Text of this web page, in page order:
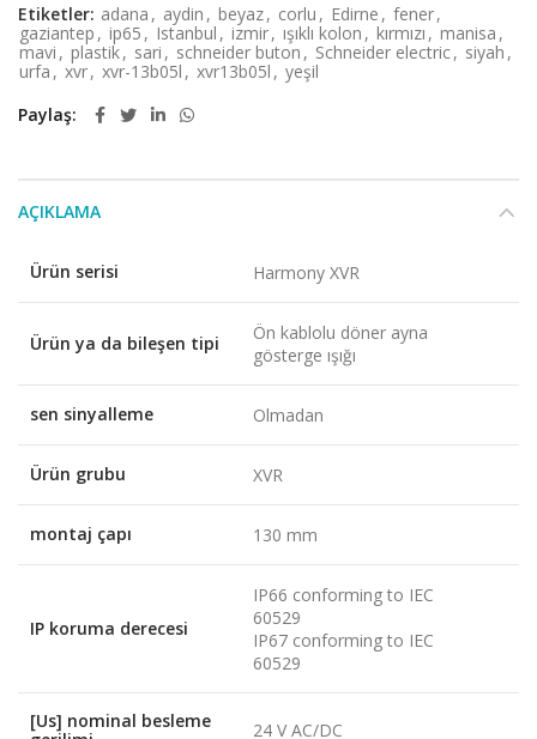
Etiketler: adana , aydin , beyaz, corlu , Edirne , fener,
gaziantep , ip65 , Istanbul , izmir, ışıklı kolon , kırmızı , manisa ,
mavi , plastik, sari , schneider buton , Schneider electric, siyah ,
urfa , xvr, xvr-13b05l , xvr13b05l , yeşil
Paylaş
AÇIKLAMA
Ürün serisi Harmony XVR
Ürün ya da bileşen tipi
Ön kablolu döner ayna
gösterge ışığı
sen sinyalleme Olmadan
Ürün grubu XVR
montaj çapı 130 mm
IP koruma derecesi
IP66 conforming to IEC
60529
IP67 conforming to IEC
60529
[Us] nominal besleme
24 V AC/DC